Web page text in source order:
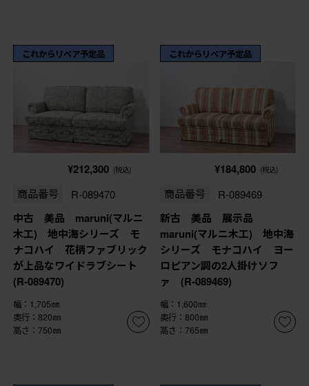
これからリペア予定品
¥212,300 (税込)
商品番号 R-089470
中古 美品 maruni(マルニ
木工) 地中海シリーズ モ
ナコハイ 花柄ファブリック
が上品なワイドラブシート
(R-089470)
幅：1,705㎜
奥行：820㎜
高さ：750㎜
これからリペア予定品
¥184,800 (税込)
商品番号 R-089469
新古 美品 展示品
maruni(マルニ木工) 地中海
シリーズ モナコハイ ヨー
ロピアン調の2人掛けソフ
ァ (R-089469)
幅：1,600㎜
奥行：800㎜
高さ：765㎜